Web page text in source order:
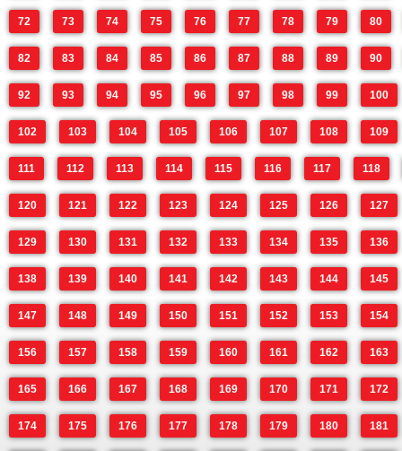
72 73 74 75 76 77 78 79 80
82 83 84 85 86 87 88 89 90
92 93 94 95 96 97 98 99 100
102 103 104 105 106 107 108 109
111 112 113 114 115 116 117 118
120 121 122 123 124 125 126 127
129 130 131 132 133 134 135 136
138 139 140 141 142 143 144 145
147 148 149 150 151 152 153 154
156 157 158 159 160 161 162 163
165 166 167 168 169 170 171 172
174 175 176 177 178 179 180 181